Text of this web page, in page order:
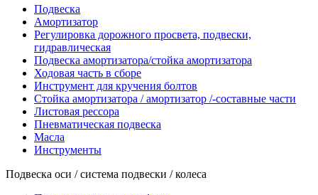
Подвеска
Амортизатор
Регулировка дорожного просвета, подвески,
гидравлическая
Подвеска амортизатора/стойка амортизатора
Ходовая часть в сборе
Инструмент для кручения болтов
Стойка амортизатора / амортизатор /-составные части
Листовая рессора
Пневматическая подвеска
Масла
Инструменты
Подвеска оси / система подвески / колеса